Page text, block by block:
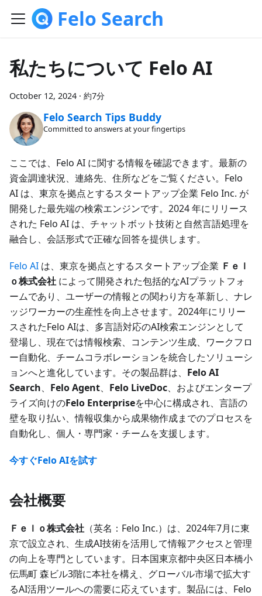
Felo Search
私たちについて Felo AI
October 12, 2024 · 約7分
Felo Search Tips Buddy
Committed to answers at your fingertips
ここでは、Felo AI に関する情報を確認できます。最新の
資金調達状況、連絡先、住所などをご覧ください。Felo
AI は、東京を拠点とするスタートアップ企業 Felo Inc. が
開発した最先端の検索エンジンです。2024 年にリリース
された Felo AI は、チャットボット技術と自然言語処理を
融合し、会話形式で正確な回答を提供します。
Felo AI は、東京を拠点とするスタートアップ企業 Ｆｅｌ
ｏ株式会社 によって開発された包括的なAIプラットフォ
ームであり、ユーザーの情報との関わり方を革新し、ナレ
ッジワーカーの生産性を向上させます。2024年にリリー
スされたFelo AIは、多言語対応のAI検索エンジンとして
登場し、現在では情報検索、コンテンツ生成、ワークフロ
ー自動化、チームコラボレーションを統合したソリューシ
ョンへと進化しています。その製品群は、 Felo AI
Search、 Felo Agent、 Felo LiveDoc、およびエンタープ
ライズ向けのFelo Enterpriseを中心に構成され、言語の
壁を取り払い、情報収集から成果物作成までのプロセスを
自動化し、個人・専門家・チームを支援します。
今すぐFelo AIを試す
会社概要
Ｆｅｌｏ株式会社 （英名：Felo Inc.）は、2024年7月に東
京で設立され、生成AI技術を活用して情報アクセスと管理
の向上を専門としています。日本国東京都中央区日本橋小
伝馬町 森ビル3階に本社を構え、グローバル市場で拡大す
るAI活用ツールへの需要に応えています。製品には、Felo